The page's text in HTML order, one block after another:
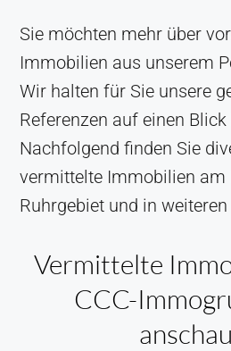
Sie möchten mehr über
Immobilien aus unserem
Wir halten für Sie unsere
Referenzen auf einen Blick
Nachfolgend finden Sie
vermittelte Immobilien am
Ruhrgebiet und in weiteren
Vermittelte
CCC-